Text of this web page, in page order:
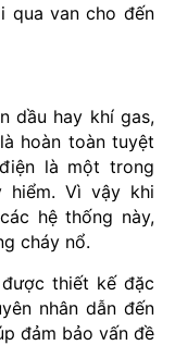
qua van cho đến
dầu hay khí gas,
hoàn toàn tuyệt
là một trong
hiểm. Vì vậy khi
hệ thống này,
cháy nổ.
thiết kế đặc
nhân dẫn đến
đảm bảo vấn đề